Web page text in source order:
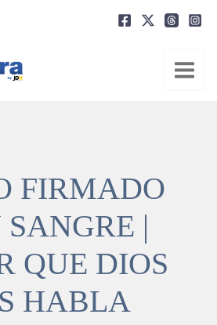
FIRMADO
SANGRE |
QUE DIOS
HABLA